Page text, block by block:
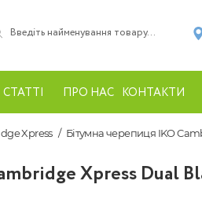
СТАТТІ ПРО НАС КОНТАКТИ
Xpress Бітумна черепиця IKO
Xpress Dual